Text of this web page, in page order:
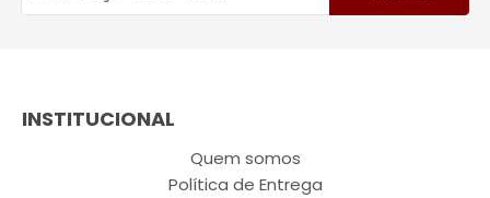
INSTITUCIONAL
Quem somos
Política de Entrega